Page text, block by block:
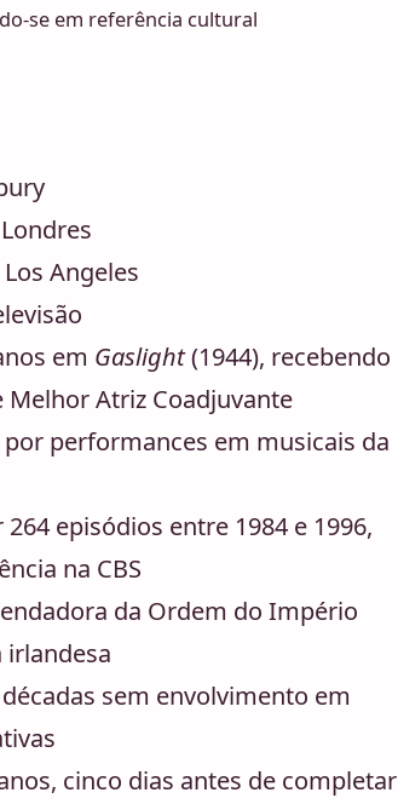
se em referência cultural
Angeles
em Gaslight(1944), recebendo
Atriz Coadjuvante
performances em musicais da
episódios entre 1984 e 1996,
na CBS
da Ordem do Império
irlandesa
sem envolvimento em
cinco dias antes de completar